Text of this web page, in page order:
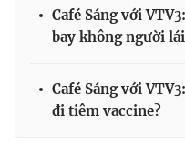
Cơ quan chủ quản:
Đài
Giấy phép hoạt động báo
cấp ngày 29/12/2023
Café Sáng với
bay không người lái
Café Sáng với
đi tiêm vaccine?